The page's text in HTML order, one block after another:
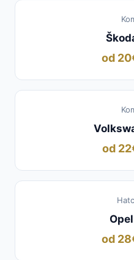
od
od
od